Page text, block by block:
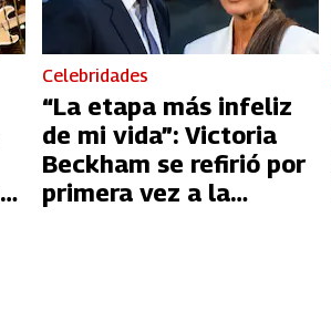
Celebridades
“La etapa más infeliz
de mi vida”: Victoria
Beckham se refirió por
primera vez a la